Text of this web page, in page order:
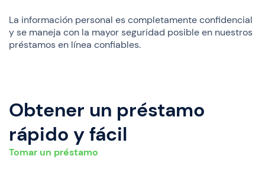
La información personal es completamente confidencial
y se maneja con la mayor seguridad posible en nuestros
préstamos en línea confiables.
Obtener un préstamo
rápido y fácil
Tomar un préstamo